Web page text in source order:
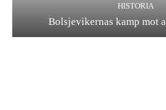
HISTORIA
Bolsjevikernas kamp mot